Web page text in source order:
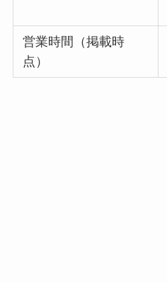
営業時間（掲載時
点）